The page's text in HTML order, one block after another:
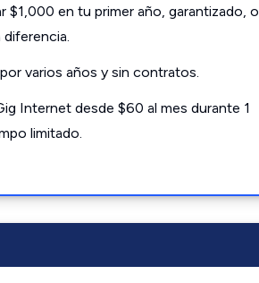
$1,000 en tu primer año, garantizado, o
diferencia.
varios años y sin contratos.
Internet desde $60 al mes durante 1
limitado.